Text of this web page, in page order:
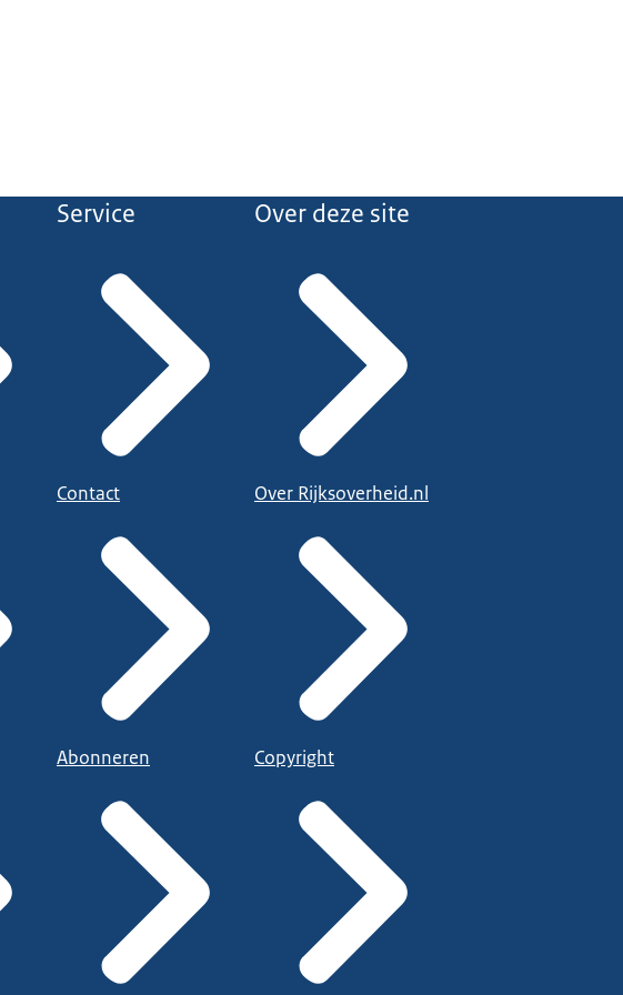
Service
Contact
Abonneren
Over deze site
Over Rijksoverheid.nl
Copyright